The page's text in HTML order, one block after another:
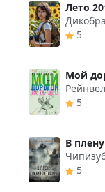
Лето
5
Мой
5
В
5